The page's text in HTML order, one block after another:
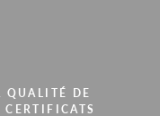
QUALITÉ DE